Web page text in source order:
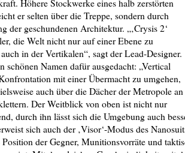
Höhere Stockwerke eines halb zerstörten
er selten über die Treppe, sondern durch
der geschundenen Architektur. „‚Crysis 2‘
die Welt nicht nur auf einer Ebene zu
in der Vertikalen“, sagt der Lead-Designer.
schönen Namen dafür ausgedacht: „Vertical
mit einer Übermacht zu umgehen,
auch über die Dächer der Metropole an
Der Weitblick von oben ist nicht nur
durch ihn lässt sich die Umgebung auch
sich auch der ‚Visor‘-Modus des
der Gegner, Munitionsvorräte und